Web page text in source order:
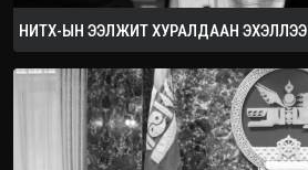
НИТХ-ЫН ЭЭЛЖИТ ХУРАЛДААН ЭХЭЛЛЭЭ